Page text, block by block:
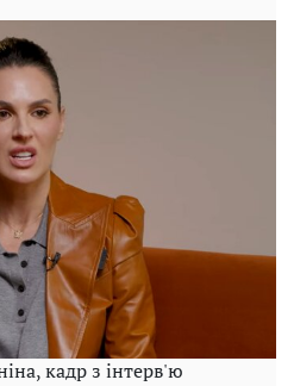
кадр з інтерв'ю